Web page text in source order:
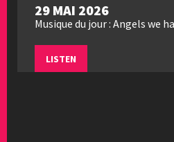
29 MAI 2026
Musique du jour : Angels we
LISTEN